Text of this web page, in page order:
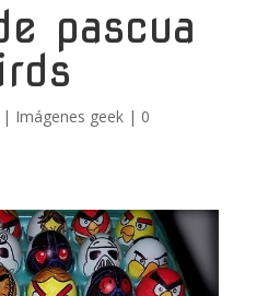
pascua
| Imágenes geek| 0